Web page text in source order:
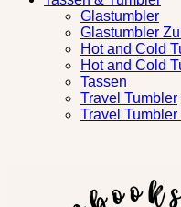
Glastumbler
Glastumbler
Hot and Cold
Hot and Cold
Tassen
Travel Tumbler
Travel